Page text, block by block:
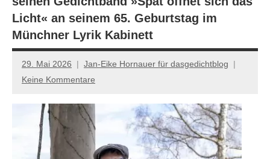
Kritik
Licht« an seinem 65. Geburtstag im
Münchner Lyrik Kabinett
29. Mai 2026
Jan-Eike Hornauer für dasgedichtblog
Keine Kommentare